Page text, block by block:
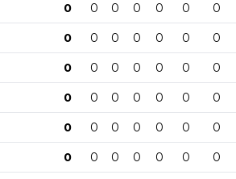
0 0 0 0 0 0 0
0 0 0 0 0 0 0
0 0 0 0 0 0 0
0 0 0 0 0 0 0
0 0 0 0 0 0 0
0 0 0 0 0 0 0